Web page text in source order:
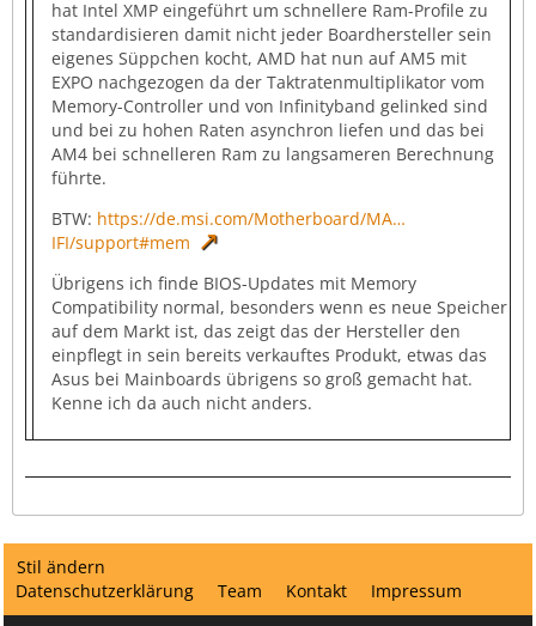
hat Intel XMP eingeführt um schnellere Ram-Profile zu
standardisieren damit nicht jeder Boardhersteller sein
eigenes Süppchen kocht, AMD hat nun auf AM5 mit
EXPO nachgezogen da der Taktratenmultiplikator vom
Memory-Controller und von Infinityband gelinked sind
und bei zu hohen Raten asynchron liefen und das bei
AM4 bei schnelleren Ram zu langsameren Berechnung
führte.
BTW: https://de.msi.com/Motherboard/MA…
IFI/support#mem
Übrigens ich finde BIOS-Updates mit Memory
Compatibility normal, besonders wenn es neue Speicher
auf dem Markt ist, das zeigt das der Hersteller den
einpflegt in sein bereits verkauftes Produkt, etwas das
Asus bei Mainboards übrigens so groß gemacht hat.
Kenne ich da auch nicht anders.
Stil ändern
Datenschutzerklärung
Team Kontakt Impressum